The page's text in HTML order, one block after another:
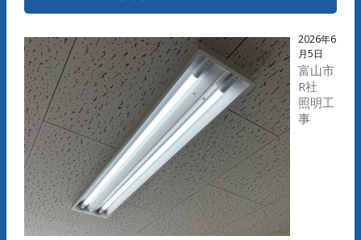
2026年6
月5日
富山市
R社
照明工
事